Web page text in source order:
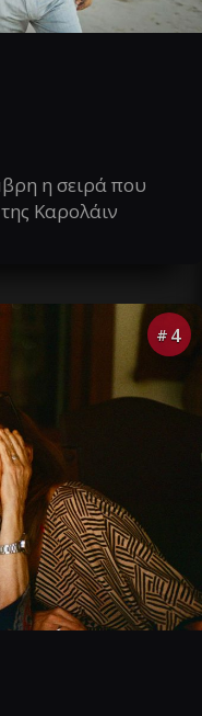
η σειρά που
Καρολάιν
# 4